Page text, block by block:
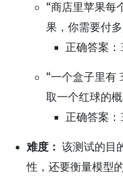
“商店里苹果每
果，你需要付
正确答案：
“一个盒子里有
取一个红球的
正确答案：
难度： 该测试的目
性，还要衡量模型